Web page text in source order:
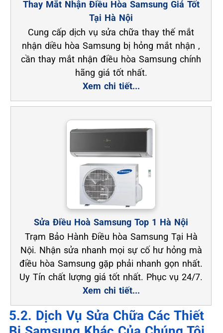
Thay Mắt Nhận Điều Hòa Samsung Giá Tốt
Tại Hà Nội
Cung cấp dịch vụ sửa chữa thay thế mắt
nhận diều hòa Samsung bị hỏng mắt nhận ,
cần thay mắt nhận điều hòa Samsung chính
hãng giá tốt nhất.
Xem chi tiết...
Sửa Điều Hoà Samsung Top 1 Hà Nội
Trạm Bảo Hành Điều hòa Samsung Tại Hà
Nội. Nhận sửa nhanh mọi sự cố hư hỏng mà
điều hòa Samsung gặp phải nhanh gọn nhất.
Uy Tín chất lượng giá tốt nhất. Phục vụ 24/7.
Xem chi tiết...
5.2. Dịch Vụ Sửa Chữa Các Thiết